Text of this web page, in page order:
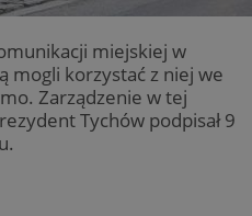
miejskiej w
mogli korzystać z niej we
Zarządzenie w tej
Tychów podpisał 9